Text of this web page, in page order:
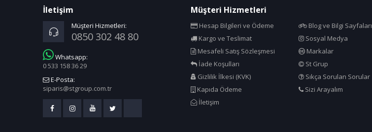
İletişim
Müşteri Hizmetleri:
0850 302 48 80
Whatsapp:
0 533 158 36 29
E-Posta:
siparis@stgroup.com.tr
Müşteri Hizmetleri
Hesap Bilgileri ve Ödeme
Kargo ve Teslimat
Mesafeli Satış Sözleşmesi
İade Koşulları
Gizlilik İlkesi (KVK)
Kapıda Ödeme
İletişim
Blog ve Bilgi Sayfaları
Sosyal Medya
Markalar
St Grup
Sıkça Sorulan Sorular
Sizi Arayalım